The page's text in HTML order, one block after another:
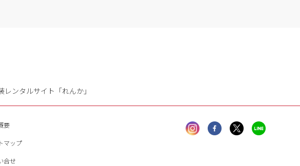
ンタルサイト「れんか」
要
マップ
合せ